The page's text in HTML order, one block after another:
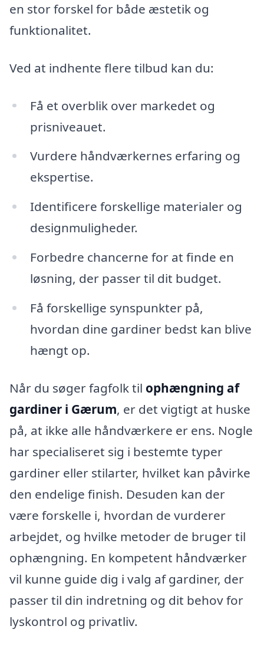
en stor forskel for både æstetik og
funktionalitet.
Ved at indhente flere tilbud kan du:
Få et overblik over markedet og
prisniveauet.
Vurdere håndværkernes erfaring og
ekspertise.
Identificere forskellige materialer og
designmuligheder.
Forbedre chancerne for at finde en
løsning, der passer til dit budget.
Få forskellige synspunkter på,
hvordan dine gardiner bedst kan blive
hængt op.
Når du søger fagfolk til ophængning af
gardiner i Gærum, er det vigtigt at huske
på, at ikke alle håndværkere er ens. Nogle
har specialiseret sig i bestemte typer
gardiner eller stilarter, hvilket kan påvirke
den endelige finish. Desuden kan der
være forskelle i, hvordan de vurderer
arbejdet, og hvilke metoder de bruger til
ophængning. En kompetent håndværker
vil kunne guide dig i valg af gardiner, der
passer til din indretning og dit behov for
lyskontrol og privatliv.